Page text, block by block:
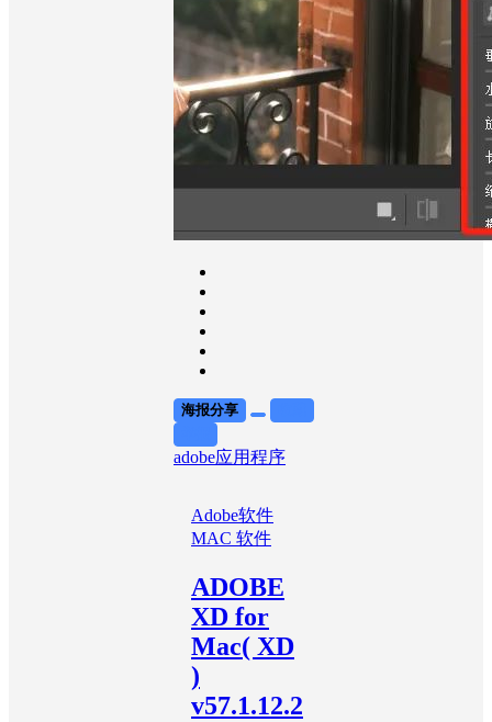
海报分享
adobe应用程序
Adobe软件
MAC 软件
ADOBE
XD for
Mac( XD
)
v57.1.12.2